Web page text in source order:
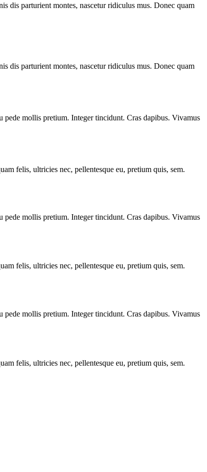
dis parturient montes, nascetur ridiculus mus. Donec quam
dis parturient montes, nascetur ridiculus mus. Donec quam
mollis pretium. Integer tincidunt. Cras dapibus. Vivamus
felis, ultricies nec, pellentesque eu, pretium quis, sem.
mollis pretium. Integer tincidunt. Cras dapibus. Vivamus
felis, ultricies nec, pellentesque eu, pretium quis, sem.
mollis pretium. Integer tincidunt. Cras dapibus. Vivamus
felis, ultricies nec, pellentesque eu, pretium quis, sem.